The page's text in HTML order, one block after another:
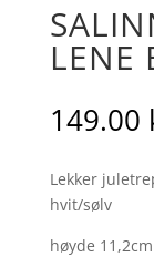
LENE
149.00
Lekker
hvit/sølv
høyde 11,2cm